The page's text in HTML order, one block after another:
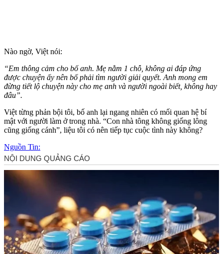
Nào ngờ, Việt nói:
“Em thông cảm cho bố anh. Mẹ nằm 1 chỗ, không ai đáp ứng
được chu‌yện ấ‌y nên bố phải tìm người giải quyết. Anh mong em
đừng tiết lộ chuyện này cho mẹ anh và người ngoài biết, không hay
đâu”.
Việt từng phản bội tôi, bố anh lại ngang nhiên có mối quan hệ bí
mật với người làm ở trong nhà. “Con nhà tông không giống lông
cũng giống cánh”, liệu tôi có nên tiếp tục cuộc tình này không?
Nguồn Tin: